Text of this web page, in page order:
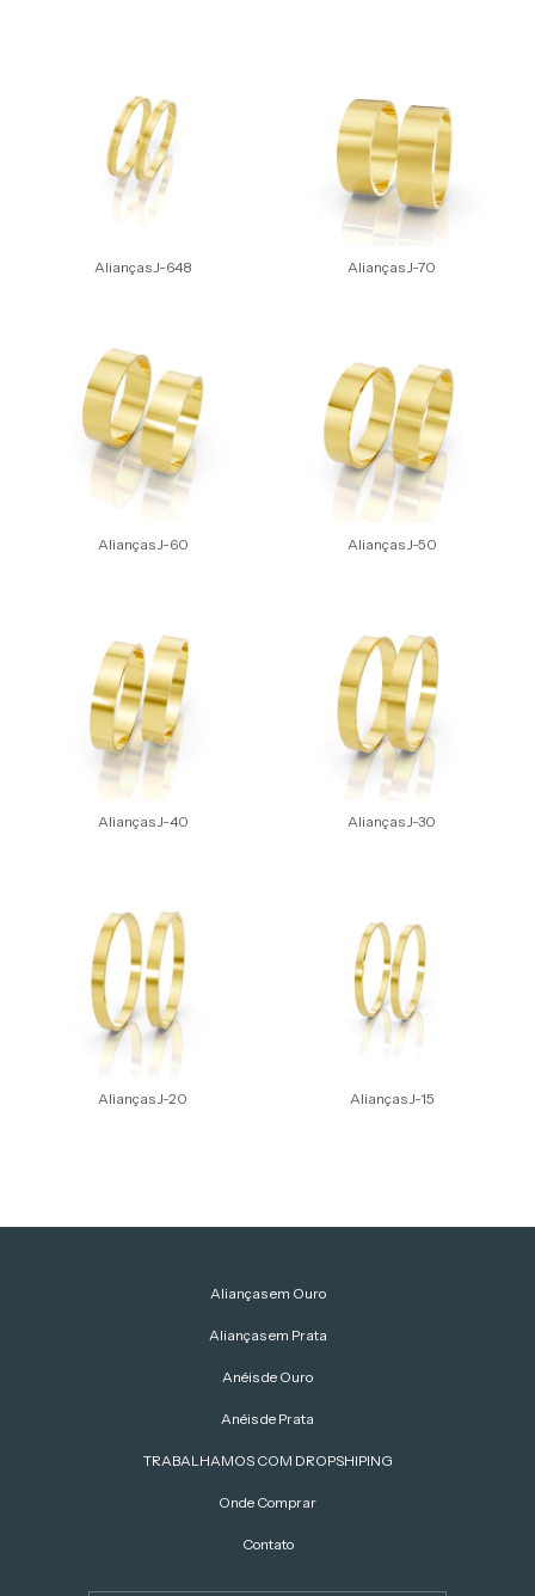
Alianças J-648 Alianças J-70
Alianças J-60 Alianças J-50
Alianças J-40 Alianças J-30
Alianças J-20 Alianças J-15
Alianças em Ouro
Alianças em Prata
Anéis de Ouro
Anéis de Prata
TRABALHAMOS COM DROPSHIPING
Onde Comprar
Contato